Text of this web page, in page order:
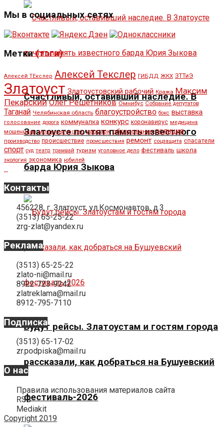
Счастливый, оставивший наследие. В
Златоусте почтят память известного
барда Юрия Зыкова
Будут рейсы. Златоустам и гостям города
рассказали, как добраться на Бушуевский
фестиваль-2026
Мы в социальных сетях
Метки(тэги)
Алексей ТЕкслер Алексей Текслер ГИБДД ЖКХ ЗТТиЭ
Златоуст Златоустовский рабочий Кража Максим
Пекарский Олег Решетников Омнибус Собрание депутатов
Таганай Челябинская область благоустройство бокс выставка
голосование дорога коммуналка конкурс коронавирус медицина
мошенники мошенничество нацпарк образование полиция
производство происшествие происшествия ремонт соцзащита спасатели
спорт суд театр трамвай туризм уголовное дело фестиваль школа
экология экономика юбилей
Контакты
456228, г. Златоуст, ул.Космонавтов, д.3
(3513) 65-25-22
zrg-zlat@yandex.ru
Реклама
(3513) 65-25-22
zlato-ni@mail.ru
8922-723-9242
zlatreklama@mail.ru
8912-795-7110
Подписка
(3513) 65-17-02
zr.podpiska@mail.ru
О нас
Правила использования материалов сайта
RSS
Mediakit
Copyright 2019